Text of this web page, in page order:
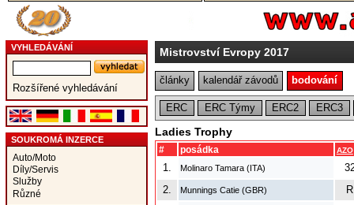
VYHLEDÁVÁNÍ
Rozšířené vyhledávání
SOUKROMÁ INZERCE
Auto/Moto
Díly/Servis
Služby
Různé
Mistrovství Evropy 2017
články kalendář závodů bodování
ERC ERC Týmy ERC2 ERC3
Ladies Trophy
# posádka AZO
1. Molinaro Tamara (ITA)
2.
Munnings Catie (GBR)
R